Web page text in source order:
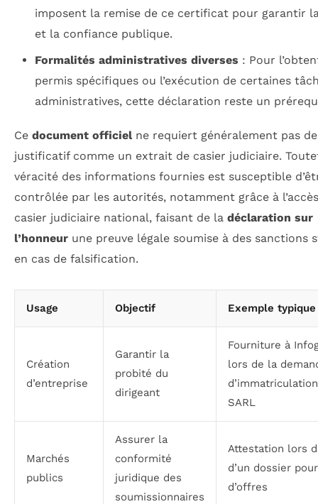
imposent la remise de ce certificat pour garantir
et la confiance publique.
Formalités administratives diverses : Pour
permis spécifiques ou l’exécution de certaines
administratives, cette déclaration reste un
Ce document officielne requiert généralement pas de
justificatif comme un extrait de casier judiciaire.
véracité des informations fournies est susceptible
contrôlée par les autorités, notamment grâce à
casier judiciaire national, faisant de la déclaration sur
l’honneur une preuve légale soumise à des sanctions
en cas de falsification.
Usage Objectif Exemple typique
Création
d’entreprise
Garantir la
probité du
dirigeant
Fourniture à
lors de la
SARL
Marchés
publics
Assurer la
conformité
juridique des
soumissionnaires
Attestation lors
d’un dossier
d’offres